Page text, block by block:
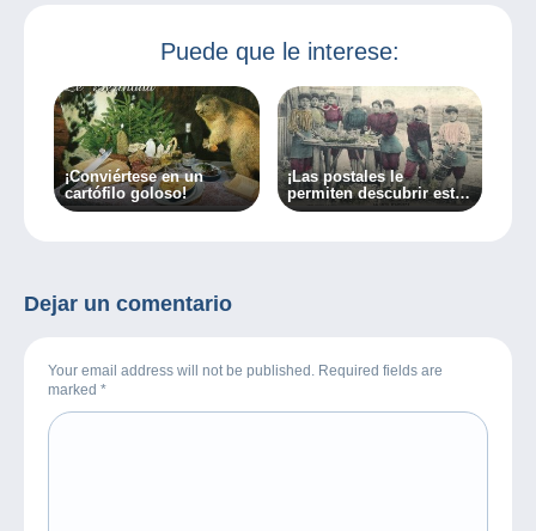
Puede que le interese:
¡Conviértese en un
cartófilo goloso!
¡Las postales le
permiten descubrir estas
3 profesiones olvidadas!
Dejar un comentario
Your email address will not be published. Required fields are
marked *